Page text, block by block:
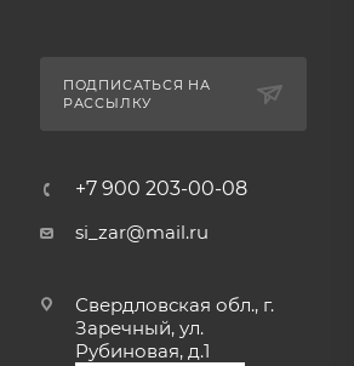
ПОДПИСАТЬСЯ НА
РАССЫЛКУ
+7 900 203-00-08
si_zar@mail.ru
Свердловская обл., г.
Заречный, ул.
Рубиновая, д.1